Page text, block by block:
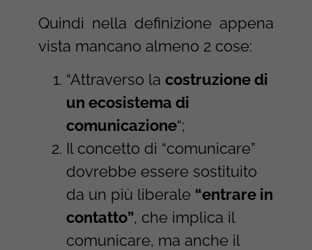
Quindi nella definizione appena
vista mancano almeno 2 cose:
“Attraverso la costruzione di
un ecosistema di
comunicazione“;
Il concetto di “comunicare”
dovrebbe essere sostituito
da un più liberale “entrare in
contatto”, che implica il
comunicare, ma anche il